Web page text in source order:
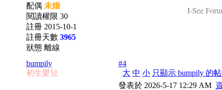
配偶 未婚
閱讀權限 30
註冊 2015-10-1
註冊天數 3965
狀態 離線
I-See
bumpily
初生嬰兒
#4
大 中 小 只顯示 bumpily 的
發表於 2026-5-17 12:29 AM